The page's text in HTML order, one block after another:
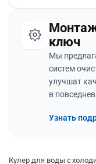
ключ
Мы
систем
улучшат
в
Узнать
Кулер для воды с